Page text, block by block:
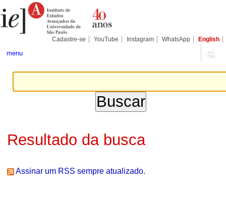
para
conteúdo.
Pessoais
Cadastre-se YouTube Instagram WhatsApp English
menu
Resultado da busca
Assinar um RSS sempre atualizado.